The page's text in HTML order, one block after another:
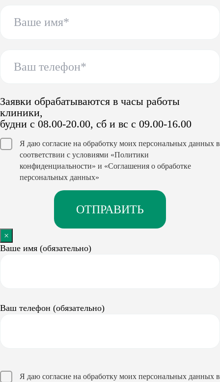
Заявки обрабатываются в часы работы
клиники,
будни с 08.00-20.00, сб и вс с 09.00-16.00
Я даю согласие на обработку моих персональных данных в
соответствии с условиями «Политики
конфиденциальности» и «Соглашения о обработке
персональных данных»
×
Ваше имя (обязательно)
Ваш телефон (обязательно)
Я даю согласие на обработку моих персональных данных в